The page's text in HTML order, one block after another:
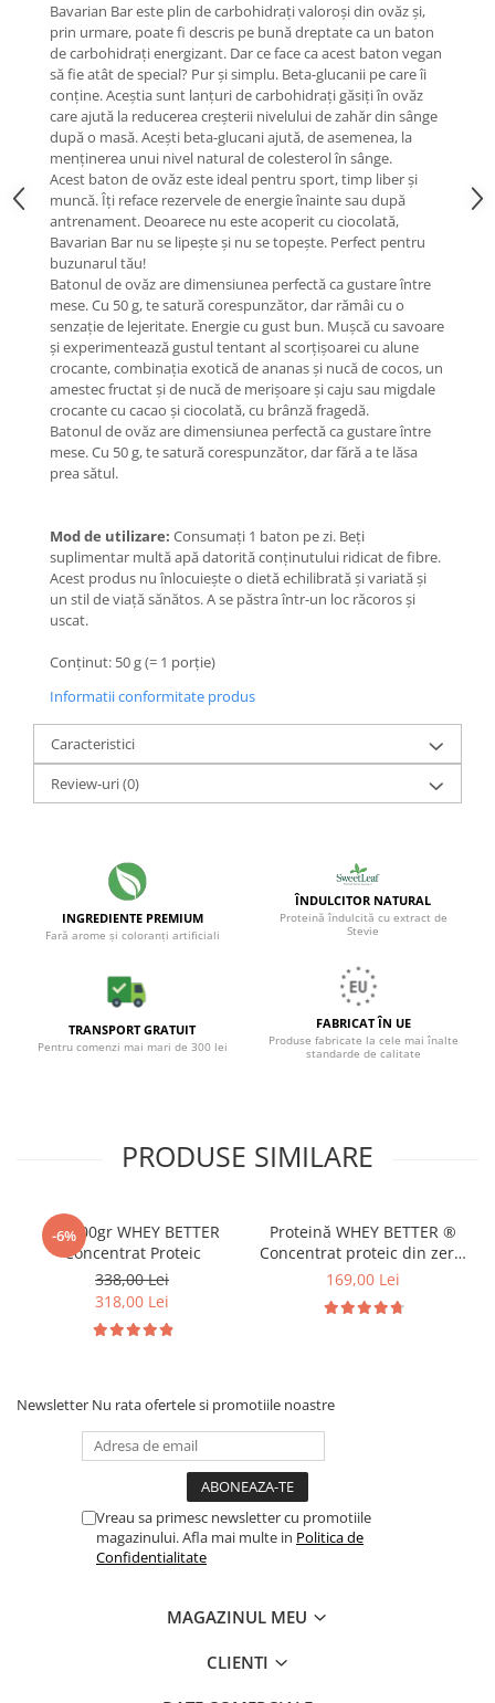
Bavarian Bar este plin de carbohidrați valoroși din ovăz și,
prin urmare, poate fi descris pe bună dreptate ca un baton
de carbohidrați energizant. Dar ce face ca acest baton vegan
să fie atât de special? Pur și simplu. Beta-glucanii pe care îi
conține. Aceștia sunt lanțuri de carbohidrați găsiți în ovăz
care ajută la reducerea creșterii nivelului de zahăr din sânge
după o masă. Acești beta-glucani ajută, de asemenea, la
menținerea unui nivel natural de colesterol în sânge.
Acest baton de ovăz este ideal pentru sport, timp liber și
muncă. Îți reface rezervele de energie înainte sau după
antrenament. Deoarece nu este acoperit cu ciocolată,
Bavarian Bar nu se lipește și nu se topește. Perfect pentru
buzunarul tău!
Batonul de ovăz are dimensiunea perfectă ca gustare între
mese. Cu 50 g, te satură corespunzător, dar rămâi cu o
senzație de lejeritate. Energie cu gust bun. Mușcă cu savoare
și experimentează gustul tentant al scorțișoarei cu alune
crocante, combinația exotică de ananas și nucă de cocos, un
amestec fructat și de nucă de merișoare și caju sau migdale
crocante cu cacao și ciocolată, cu brânză fragedă.
Batonul de ovăz are dimensiunea perfectă ca gustare între
mese. Cu 50 g, te satură corespunzător, dar fără a te lăsa
prea sătul.
Mod de utilizare: Consumați 1 baton pe zi. Beți
suplimentar multă apă datorită conținutului ridicat de fibre.
Acest produs nu înlocuiește o dietă echilibrată și variată și
un stil de viață sănătos. A se păstra într-un loc răcoros și
uscat.
Conținut: 50 g (= 1 porție)
Informatii conformitate produs
Caracteristici
Review-uri(0)
INGREDIENTE PREMIUM
Fară arome și coloranți artificiali
ÎNDULCITOR NATURAL
Proteină îndulcită cu extract de
Stevie
TRANSPORT GRATUIT
Pentru comenzi mai mari de 300 lei
FABRICAT ÎN UE
Produse fabricate la cele mai înalte
standarde de calitate
PRODUSE SIMILARE
-6%
2 x 900gr WHEY BETTER
Concentrat Proteic
338,00 Lei
318,00 Lei
Proteină WHEY BETTER ®
Concentrat proteic din zer |
Way Better
169,00 Lei
Newsletter Nu rata ofertele si promotiile noastre
Vreau sa primesc newsletter cu promotiile
magazinului. Afla mai multe in Politica de
Confidentialitate
MAGAZINUL MEU
CLIENTI